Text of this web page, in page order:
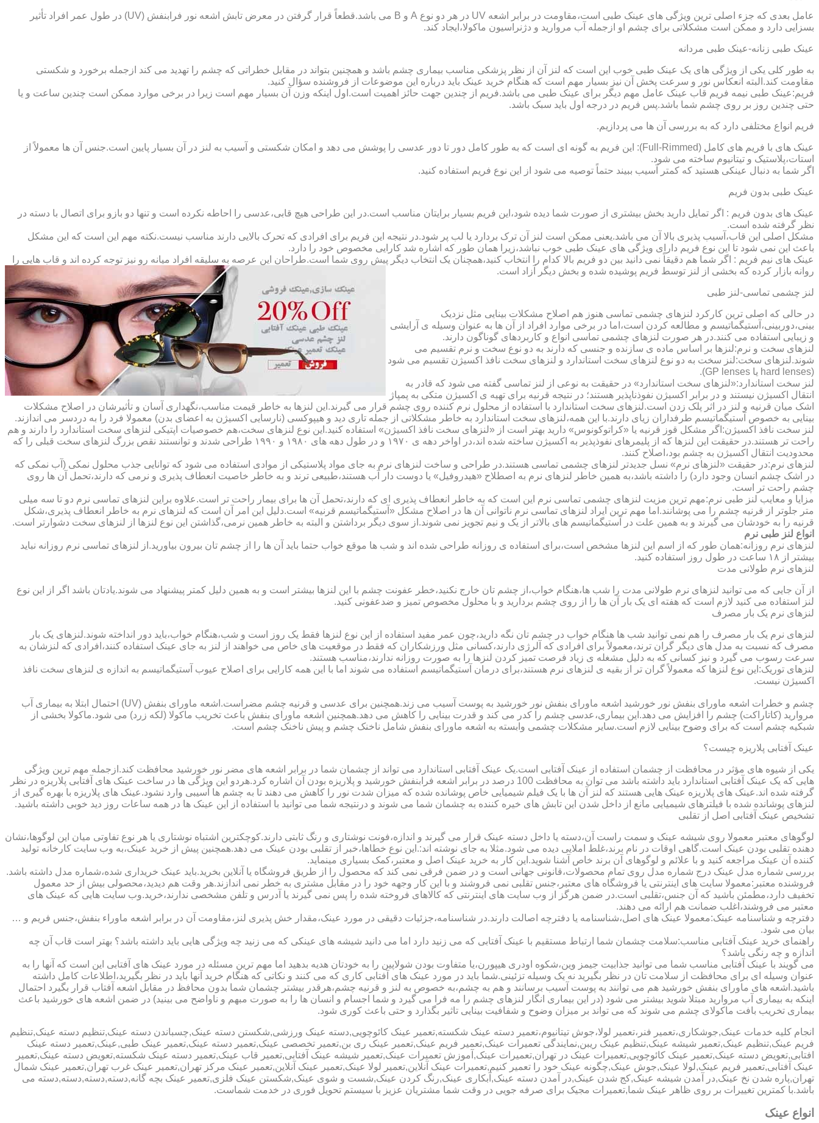
عامل بعدی که جزء اصلی ترین ویژگی های عینک طبی است،مقاومت در برابر اشعه UV در هر دو نوع A و B می باشد.قطعاً قرار گرفتن در معرض تابش اشعه نور فرابنفش (UV) در طول عمر افراد تأثیر
بسزایی دارد و ممکن است مشکلاتی برای چشم او ازجمله آب مروارید و دژنراسیون ماکولا،ایجاد کند.
عینک طبی زنانه-عینک طبی مردانه
به طور کلی یکی از ویژگی های یک عینک طبی خوب این است که لنز آن از نظر پزشکی مناسب بیماری چشم باشد و همچنین بتواند در مقابل خطراتی که چشم را تهدید می کند ازجمله برخورد و شکستی
مقاومت کند.البته انعکاس نور و سرعت پخش آن نیز بسیار مهم است که هنگام خرید عینک باید درباره این موضوعات از فروشنده سؤال کنید.
فریم:عینک طبی نیمه فریم قاب عینک عامل مهم دیگر برای عینک طبی می باشد.فریم از چندین جهت حائز اهمیت است.اول اینکه وزن آن بسیار مهم است زیرا در برخی موارد ممکن است چندین ساعت و یا
حتی چندین روز بر روی چشم شما باشد.پس فریم در درجه اول باید سبک باشد.
فریم انواع مختلفی دارد که به بررسی آن ها می پردازیم.
عینک های با فریم های کامل (Full-Rimmed): این فریم به گونه ای است که به طور کامل دور تا دور عدسی را پوشش می دهد و امکان شکستی و آسیب به لنز در آن بسیار پایین است.جنس آن ها معمولاً از
استات،پلاستیک و تیتانیوم ساخته می شود.
اگر شما به دنبال عینکی هستید که کمتر آسیب ببیند حتماً توصیه می شود از این نوع فریم استفاده کنید.
عینک طبی بدون فریم
عینک های بدون فریم : اگر تمایل دارید بخش بیشتری از صورت شما دیده شود،این فریم بسیار برایتان مناسب است.در این طراحی هیچ قابی،عدسی را احاطه نکرده است و تنها دو بازو برای اتصال با دسته در
نظر گرفته شده است.
مشکل اصلی این قاب،آسیب پذیری بالا آن می باشد.یعنی ممکن است لنز آن ترک بردارد یا لب پر شود.در نتیجه این فریم برای افرادی که تحرک بالایی دارند مناسب نیست.نکته مهم این است که این مشکل
باعث این نمی شود تا این نوع فریم دارای ویژگی های عینک طبی خوب نباشد،زیرا همان طور که اشاره شد کارایی مخصوص خود را دارد.
عینک های نیم فریم : اگر شما هم دقیقاً نمی دانید بین دو فریم بالا کدام را انتخاب کنید،همچنان یک انتخاب دیگر پیش روی شما است.طراحان این عرصه به سلیقه افراد میانه رو نیز توجه کرده اند و قاب هایی را
روانه بازار کرده که بخشی از لنز توسط فریم پوشیده شده و بخش دیگر آزاد است.
لنز چشمی تماسی-لنز طبی
در حالی که اصلی ترین کارکرد لنزهای چشمی تماسی هنوز هم اصلاح مشکلات بینایی مثل نزدیک
بینی،دوربینی،آستیگماتیسم و مطالعه کردن است،اما در برخی موارد افراد از آن ها به عنوان وسیله ی آرایشی
و زیبایی استفاده می کنند.در هر صورت لنزهای چشمی تماسی انواع و کاربردهای گوناگون دارند.
لنزهای سخت و نرم:لنزها بر اساس ماده ی سازنده و جنسی که دارند به دو نوع سخت و نرم تقسیم می
شوند.لنزهای سخت:لنز سخت به دو نوع لنزهای سخت استاندارد و لنزهای سخت نافذ اکسیژن تقسیم می شود
(hard lenses یا GP lenses).
لنز سخت استاندارد:«لنزهای سخت استاندارد» در حقیقت به نوعی از لنز تماسی گفته می شود که قادر به
انتقال اکسیژن نیستند و در برابر اکسیژن نفوذناپذیر هستند؛ در نتیجه قرنیه برای تهیه ی اکسیژن متکی به پمپاژ
اشک میان قرنیه و لنز در اثر پلک زدن است.لنزهای سخت استاندارد با استفاده از محلول نرم کننده روی چشم قرار می گیرند.این لنزها به خاطر قیمت مناسب،نگهداری آسان و تأثیرشان در اصلاح مشکلات
بینایی به خصوص آستیگماتیسم طرفداران زیای دارند.با این همه،لنزهای سخت استاندارد به خاطر مشکلاتی از جمله تاری دید و هیپوکسی (نارسایی اکسیژن به اعضای بدن) معمولا فرد را به دردسر می اندازند.
لنز سخت نافذ اکسیژن:اگر مشکل قوز قرنیه یا «کراتوکونوس» دارید بهتر است از «لنزهای سخت نافذ اکسیژن» استفاده کنید.این نوع لنزهای سخت،هم خصوصیات اپتیکی لنزهای سخت استاندارد را دارند و هم
راحت تر هستند.در حقیقت این لنزها که از پلیمرهای نفوذپذیر به اکسیژن ساخته شده اند،در اواخر دهه ی ۱۹۷۰ و در طول دهه های ۱۹۸۰ و ۱۹۹۰ طراحی شدند و توانستند نقص بزرگ لنزهای سخت قبلی را که
محدودیت انتقال اکسیژن به چشم بود،اصلاح کنند.
لنزهای نرم:در حقیقت «لنزهای نرم» نسل جدیدتر لنزهای چشمی تماسی هستند.در طراحی و ساخت لنزهای نرم به جای مواد پلاستیکی از موادی استفاده می شود که توانایی جذب محلول نمکی (آب نمکی که
در اشک چشم انسان وجود دارد) را داشته باشد،به همین خاطر لنزهای نرم به اصطلاح «هیدروفیل» یا دوست دار آب هستند،طبیعی ترند و به خاطر خاصیت انعطاف پذیری و نرمی که دارند،تحمل آن ها روی
چشم راحت تر است.
مزایا و معایب لنز طبی نرم:مهم ترین مزیت لنزهای چشمی تماسی نرم این است که به خاطر انعطاف پذیری ای که دارند،تحمل آن ها برای بیمار راحت تر است.علاوه براین لنزهای تماسی نرم دو تا سه میلی
متر جلوتر از قرنیه چشم را می پوشانند.اما مهم ترین ایراد لنزهای تماسی نرم ناتوانی آن ها در اصلاح مشکل «آستیگماتیسم قرنیه» است.دلیل این امر آن است که لنزهای نرم به خاطر انعطاف پذیری،شکل
قرنیه را به خودشان می گیرند و به همین علت در آستیگماتیسم های بالاتر از یک و نیم تجویز نمی شوند.از سوی دیگر برداشتن و البته به خاطر همین نرمی،گذاشتن این نوع لنزها از لنزهای سخت دشوارتر است.
انواع لنز طبی نرم
لنزهای نرم روزانه:همان طور که از اسم این لنزها مشخص است،برای استفاده ی روزانه طراحی شده اند و شب ها موقع خواب حتما باید آن ها را از چشم تان بیرون بیاورید.از لنزهای تماسی نرم روزانه نباید
بیشتر از ۱۸ ساعت در طول روز استفاده کنید.
لنزهای نرم طولانی مدت
از آن جایی که می توانید لنزهای نرم طولانی مدت را شب ها،هنگام خواب،از چشم تان خارج نکنید،خطر عفونت چشم با این لنزها بیشتر است و به همین دلیل کمتر پیشنهاد می شوند.یادتان باشد اگر از این نوع
لنز استفاده می کنید لازم است که هفته ای یک بار آن ها را از روی چشم بردارید و با محلول مخصوص تمیز و ضدعفونی کنید.
لنزهای نرم یک بار مصرف
لنزهای نرم یک بار مصرف را هم نمی توانید شب ها هنگام خواب در چشم تان نگه دارید،چون عمر مفید استفاده از این نوع لنزها فقط یک روز است و شب،هنگام خواب،باید دور انداخته شوند.لنزهای یک بار
مصرف که نسبت به مدل های دیگر گران ترند،معمولاً برای افرادی که آلرژی دارند،کسانی مثل ورزشکاران که فقط در موقعیت های خاص می خواهند از لنز به جای عینک استفاده کنند،افرادی که لنزشان به
سرعت رسوب می گیرد و نیز کسانی که به دلیل مشغله ی زیاد فرصت تمیز کردن لنزها را به صورت روزانه ندارند،مناسب هستند.
لنزهای توریک:این نوع لنزها که معمولاً گران تر از بقیه ی لنزهای نرم هستند،برای درمان آستیگماتیسم استفاده می شوند اما با این همه کارایی برای اصلاح عیوب آستیگماتیسم به اندازه ی لنزهای سخت نافذ
اکسیژن نیست.
چشم و خطرات اشعه ماورای بنفش نور خورشید اشعه ماورای بنفش نور خورشید به پوست آسیب می زند.همچنین برای عدسی و قرنیه چشم مضراست.اشعه ماورای بنفش (UV) احتمال ابتلا به بیماری آب
مروارید (کاتاراکت) چشم را افزایش می دهد.این بیماری،عدسی چشم را کدر می کند و قدرت بینایی را کاهش می دهد.همچنین اشعه ماورای بنفش باعث تخریب ماکولا (لکه زرد) می شود.ماکولا بخشی از
شبکیه چشم است که برای وضوح بینایی لازم است.سایر مشکلات چشمی وابسته به اشعه ماورای بنفش شامل ناخنک چشم و پیش ناخنک چشم است.
عینک آفتابی پلاریزه چیست؟
یکی از شیوه های مؤثر در محافظت از چشمان استفاده از عینک آفتابی است.یک عینک آفتابی استاندارد می تواند از چشمان شما در برابر اشعه های مضر نور خورشید محافظت کند.ازجمله مهم ترین ویژگی
هایی که یک عینک آفتابی استاندارد باید داشته باشد می توان به محافظت 100 درصد در برابر اشعه فرابنفش خورشید و پلاریزه بودن آن اشاره کرد.هردو این ویژگی ها در ساخت عینک های آفتابی پلاریزه در نظر
گرفته شده اند.عینک های پلاریزه عینک هایی هستند که لنز آن ها با یک فیلم شیمیایی خاص پوشانده شده که میزان شدت نور را کاهش می دهند تا به چشم ها آسیبی وارد نشود.عینک های پلاریزه با بهره گیری از
لنزهای پوشانده شده با فیلترهای شیمیایی مانع از داخل شدن این تابش های خیره کننده به چشمان شما می شوند و درنتیجه شما می توانید با استفاده از این عینک ها در همه ساعات روز دید خوبی داشته باشید.
تشخیص عینک آفتابی اصل از تقلبی
لوگوهای معتبر معمولا روی شیشه عینک و سمت راست آن،دسته یا داخل دسته عینک قرار می گیرند و اندازه،فونت نوشتاری و رنگ ثابتی دارند.کوچکترین اشتباه نوشتاری یا هر نوع تفاوتی میان این لوگوها،نشان
دهنده تقلبی بودن عینک است.گاهی اوقات در نام برند،غلط املایی دیده می شود.مثلا به جای نوشته اند:.این نوع خطاها،خبر از تقلبی بودن عینک می دهد.همچنین پیش از خرید عینک،به وب سایت کارخانه تولید
کننده آن عینک مراجعه کنید و با علائم و لوگوهای آن برند خاص آشنا شوید.این کار به خرید عینک اصل و معتبر،کمک بسیاری مینماید.
بررسی شماره مدل عینک درج شماره مدل روی تمام محصولات،قانونی جهانی است و در ضمن فرقی نمی کند که محصول را از طریق فروشگاه یا آنلاین بخرید.باید عینک خریداری شده،شماره مدل داشته باشد.
فروشنده معتبر:معمولا سایت های اینترنتی یا فروشگاه های معتبر،جنس تقلبی نمی فروشند و با این کار وجهه خود را در مقابل مشتری به خطر نمی اندازند.هر وقت هم دیدید،محصولی بیش از حد معمول
تخفیف دارد،مطمئن باشید که آن جنس،تقلبی است.در ضمن هرگز از وب سایت های اینترنتی که کالاهای فروخته شده را پس نمی گیرند یا آدرس و تلفن مشخصی ندارند،خرید.وب سایت هایی که عینک های
معتبر می فروشند،اغلب ضمانت هم ارائه می دهند.
دفترچه و شناسنامه عینک:معمولا عینک های اصل،شناسنامه یا دفترچه اصالت دارند.در شناسنامه،جزئیات دقیقی در مورد عینک،مقدار خش پذیری لنز،مقاومت آن در برابر اشعه ماوراء بنفش،جنس فریم و …
بیان می شود.
راهنمای خرید عینک آفتابی مناسب:سلامت چشمان شما ارتباط مستقیم با عینک آفتابی که می زنید دارد اما می دانید شیشه های عینکی که می زنید چه ویژگی هایی باید داشته باشد؟ بهتر است قاب آن چه
اندازه و چه رنگی باشد؟
می گویند با عینک آفتابی مناسب شما می توانید جذابیت جیمز وین،شکوه اودری هیپورن،یا متفاوت بودن شولاپین را به خودتان هدیه بدهید اما مهم ترین مسئله در مورد عینک های آفتابی این است که آنها را به
عنوان وسیله ای برای محافظت از سلامت تان در نظر بگیرید نه یک وسیله تزئینی.شما باید در مورد عینک های آفتابی کاری که می کنند و نکاتی که هنگام خرید آنها باید در نظر بگیرید،اطلاعات کامل داشته
باشید.اشعه های ماورای بنفش خورشید هم می توانند به پوست آسیب برسانند و هم به چشم،به خصوص به لنز و قرنیه چشم،هرقدر بیشتر چشمان شما بدون محافظ در مقابل اشعه آفتاب قرار بگیرد احتمال
اینکه به بیماری آب مروارید مبتلا شوید بیشتر می شود (در این بیماری انگار لنزهای چشم را مه فرا می گیرد و شما اجسام و انسان ها را به صورت مبهم و ناواضح می بینید) در ضمن اشعه های خورشید باعث
بیماری تخریب بافت ماکولای چشم می شوند که می تواند بر میزان وضوح و شفافیت بینایی تاثیر بگذارد و حتی باعث کوری شود.
انجام کلیه خدمات عینک,جوشکاری،تعمیر فنر،تعمیر لولا،جوش تیتانیوم،تعمیر دسته عینک شکسته,تعمیر عینک کائوچویی,دسته عینک ورزشی,شکستن دسته عینک,چسباندن دسته عینک,تنظیم دسته عینک,تنظیم
فریم عینک,تنظیم عینک,تعمیر شیشه عینک,تنظیم عینک ریبن,نمایندگی تعمیرات عینک,تعمیر فریم عینک,تعمیر عینک ری بن,تعمیر تخصصی عینک,تعمیر دسته عینک,تعمیر عینک طبی,عینک,تعمیر دسته عینک
افتابی,تعویض دسته عینک,تعمیر عینک کائوچویی,تعمیرات عینک در تهران,تعمیرات عینک,آموزش تعمیرات عینک,تعمیر شیشه عینک آفتابی,تعمیر قاب عینک,تعمیر دسته عینک شکسته,تعویض دسته عینک,تعمیر
عینک آفتابی,تعمیر فریم عینک,لولا عینک,جوش عینک,چگونه عینک خود را تعمیر کنیم,تعمیرات عینک آنلاین,تعمیر لولا عینک,تعمیر عینک آنلاین,تعمیر عینک مرکز تهران,تعمیر عینک غرب تهران,تعمیر عینک شمال
تهران,پاره شدن نخ عینک,در آمدن شیشه عینک,کج شدن عینک,در آمدن دسته عینک,آبکاری عینک,رنگ کردن عینک,شست و شوی عینک,شکستن عینک فلزی,تعمیر عینک بچه گانه,دسته,دسته,دسته,دسته می
باشد.با کمترین تغییرات بر روی ظاهر عینک شما,تعمیرات مجیک برای صرفه جویی در وقت شما مشتریان عزیز با سیستم تحویل فوری در خدمت شماست.
انواع عینک